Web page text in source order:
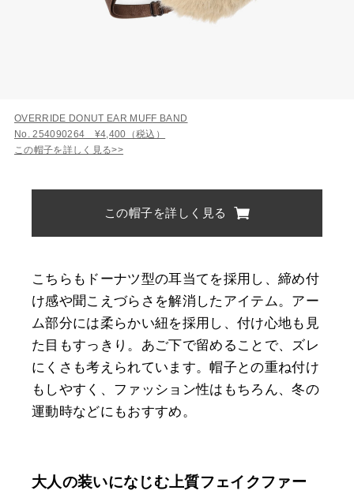
OVERRIDE DONUT EAR MUFF BAND
No. 254090264 ¥4,400（税込）
この帽子を詳しく見る>>
この帽子を詳しく見る
こちらもドーナツ型の耳当てを採用し、締め付
け感や聞こえづらさを解消したアイテム。アー
ム部分には柔らかい紐を採用し、付け心地も見
た目もすっきり。あご下で留めることで、ズレ
にくさも考えられています。帽子との重ね付け
もしやすく、ファッション性はもちろん、冬の
運動時などにもおすすめ。
大人の装いになじむ上質フェイクファー